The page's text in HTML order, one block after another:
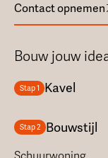
Contact opnemen
Bouw jouw
Stap 1 Kavel
Stap 2 Bouwstijl